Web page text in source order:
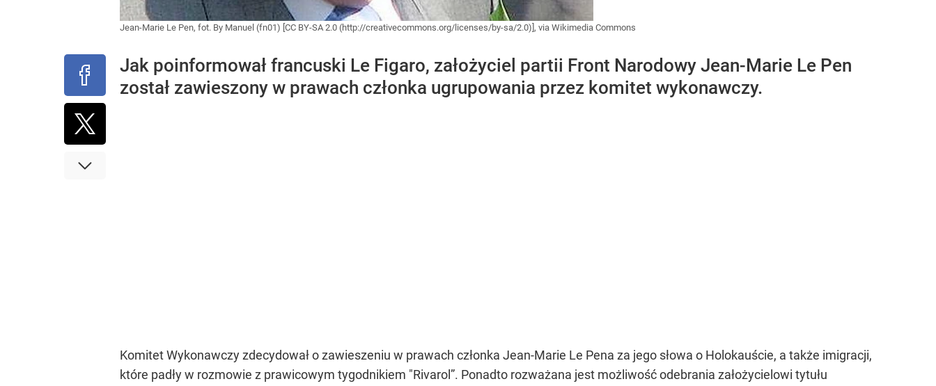
Jean-Marie Le Pen, fot. By Manuel (fn01) [CC BY-SA 2.0 (http://creativecommons.org/licenses/by-sa/2.0)], via Wikimedia Commons
Jak poinformował francuski Le Figaro, założyciel partii Front Narodowy Jean-Marie Le Pen
został zawieszony w prawach członka ugrupowania przez komitet wykonawczy.
Komitet Wykonawczy zdecydował o zawieszeniu w prawach członka Jean-Marie Le Pena za jego słowa o Holokauście, a także imigracji,
które padły w rozmowie z prawicowym tygodnikiem "Rivarol”. Ponadto rozważana jest możliwość odebrania założycielowi tytułu